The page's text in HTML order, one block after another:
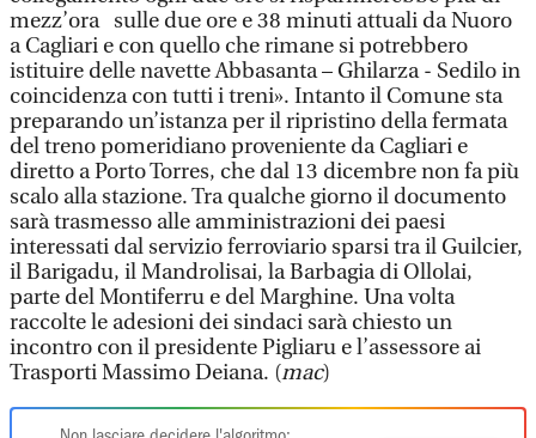
mezz’ora sulle due ore e 38 minuti attuali da Nuoro
a Cagliari e con quello che rimane si potrebbero
istituire delle navette Abbasanta – Ghilarza - Sedilo in
coincidenza con tutti i treni». Intanto il Comune sta
preparando un’istanza per il ripristino della fermata
del treno pomeridiano proveniente da Cagliari e
diretto a Porto Torres, che dal 13 dicembre non fa più
scalo alla stazione. Tra qualche giorno il documento
sarà trasmesso alle amministrazioni dei paesi
interessati dal servizio ferroviario sparsi tra il Guilcier,
il Barigadu, il Mandrolisai, la Barbagia di Ollolai,
parte del Montiferru e del Marghine. Una volta
raccolte le adesioni dei sindaci sarà chiesto un
incontro con il presidente Pigliaru e l’assessore ai
Trasporti Massimo Deiana. (mac)